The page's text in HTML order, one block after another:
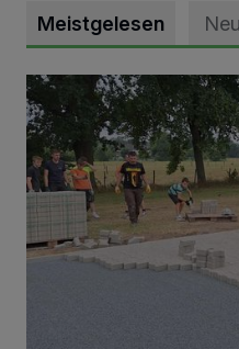
Meistgelesen
Pünktlich zum